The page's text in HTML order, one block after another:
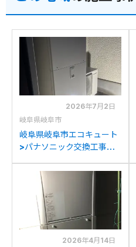
2026年7月2日
岐阜県岐阜市
岐阜県岐阜市エコキュート
>パナソニック交換工事施
EQ37KFCVからパナソニ
ックHE-S37LQSへの交換
2026年4月14日